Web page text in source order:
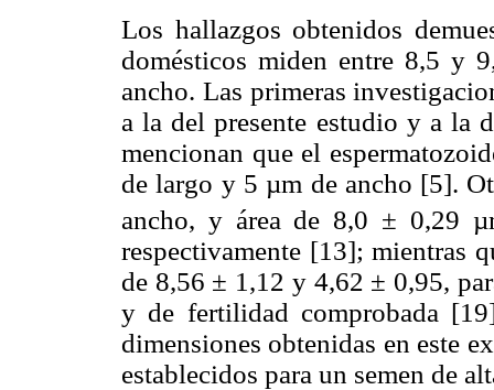
Los hallazgos obtenidos
domésticos miden entre 8,5 y
ancho. Las primeras
a la del presente estudio y a la
mencionan que el
de largo y 5 µm de ancho [5].
ancho, y área de 8,0 ± 0,29
respectivamente [13]; mientras
de 8,56 ± 1,12 y 4,62 ± 0,95,
y de fertilidad comprobada
dimensiones obtenidas en este
establecidos para un semen de